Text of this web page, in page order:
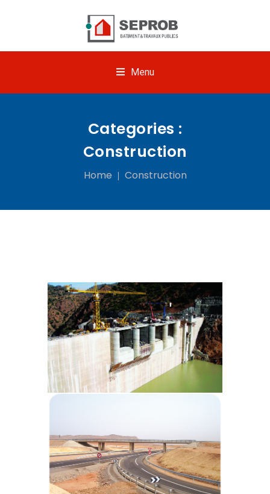
Menu
Categories :
Construction
Home Construction